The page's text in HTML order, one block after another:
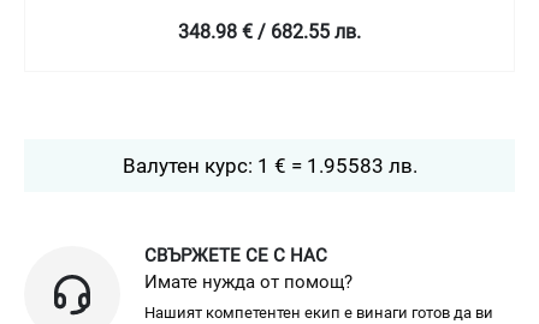
349 € / 682.58 лв.
Валутен курс: 1 € = 1.95583 лв.
СВЪРЖЕТЕ СЕ С НАС
Имате нужда от помощ?
Нашият компетентен екип е винаги готов да ви